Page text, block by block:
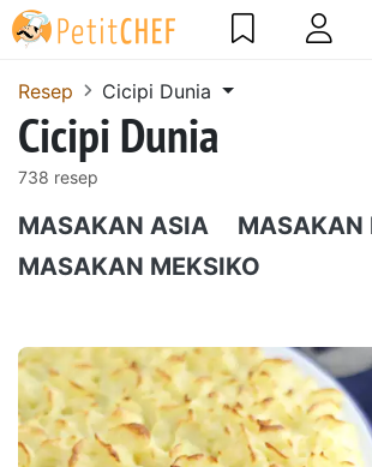
Resep Cicipi Dunia
Cicipi Dunia
738 resep
MASAKAN ASIA
MASAKAN
MASAKAN MEKSIKO